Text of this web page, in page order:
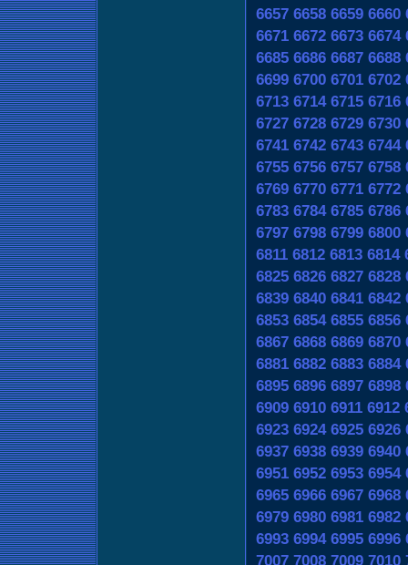
6657 6658 6659 6660
6671 6672 6673 6674
6685 6686 6687 6688
6699 6700 6701 6702
6713 6714 6715 6716
6727 6728 6729 6730
6741 6742 6743 6744
6755 6756 6757 6758
6769 6770 6771 6772
6783 6784 6785 6786
6797 6798 6799 6800
6811 6812 6813 6814
6825 6826 6827 6828
6839 6840 6841 6842
6853 6854 6855 6856
6867 6868 6869 6870
6881 6882 6883 6884
6895 6896 6897 6898
6909 6910 6911 6912
6923 6924 6925 6926
6937 6938 6939 6940
6951 6952 6953 6954
6965 6966 6967 6968
6979 6980 6981 6982
6993 6994 6995 6996
7007 7008 7009 7010